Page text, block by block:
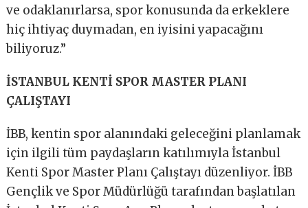
ve odaklanırlarsa, spor konusunda da erkeklere
hiç ihtiyaç duymadan, en iyisini yapacağını
biliyoruz.”
İSTANBUL KENTİ SPOR MASTER PLANI
ÇALIŞTAYI
İBB, kentin spor alanındaki geleceğini planlamak
için ilgili tüm paydaşların katılımıyla İstanbul
Kenti Spor Master Planı Çalıştayı düzenliyor. İBB
Gençlik ve Spor Müdürlüğü tarafından başlatılan